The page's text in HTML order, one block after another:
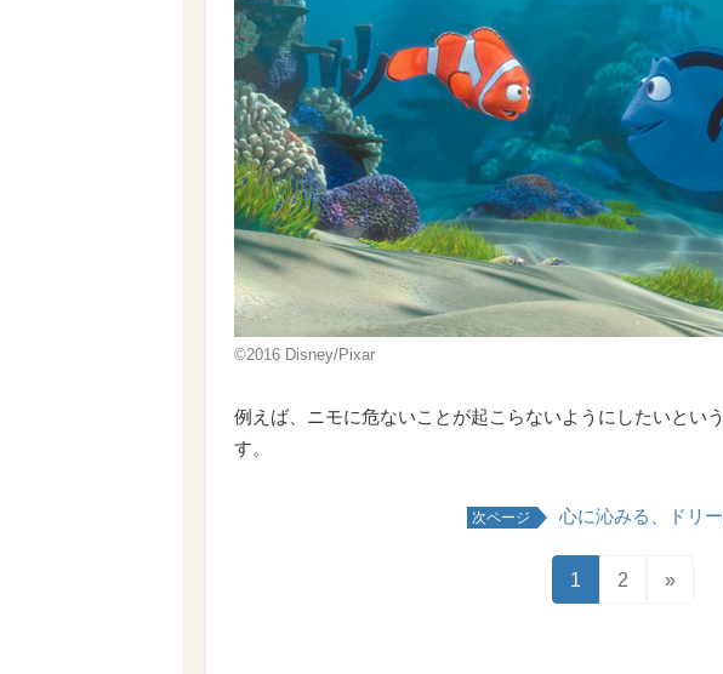
©2016 Disney/Pixar
例えば、ニモに危ないことが起こらないようにしたいとい
す。
次ページ 心に沁みる、ドリ
1 2 »